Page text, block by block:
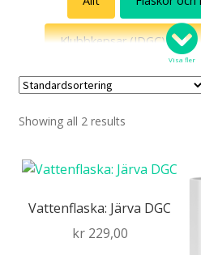
Klubbkepsar (JDGC)
Tävlingskläder
Visa fler
Showing all 2 results
Vattenflaska: Järva DGC
kr229,00